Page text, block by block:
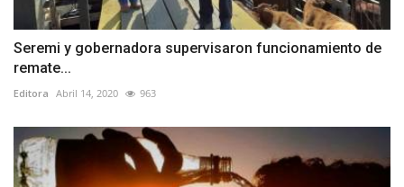
Seremi y gobernadora supervisaron funcionamiento de
remate...
Editora Abril 14, 2020 963